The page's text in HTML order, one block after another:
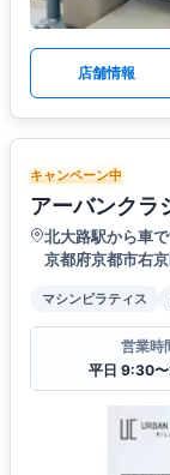
店舗情報
キャンペーン中
アーバンクラ
北大路駅から車で
京都府京都市右
マシンピラティス
営業時
平日 9:30